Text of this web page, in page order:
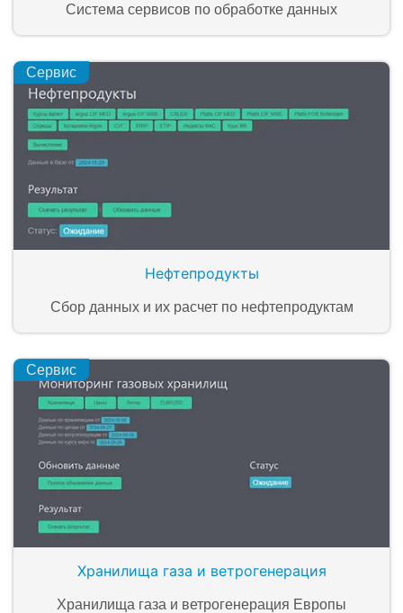
Система сервисов по обработке данных
Сервис
Нефтепродукты
Сбор данных и их расчет по нефтепродуктам
Сервис
Хранилища газа и ветрогенерация
Хранилища газа и ветрогенерация Европы